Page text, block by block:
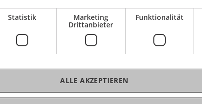
Statistik Marketing
Drittanbieter
Funktionalität
ALLE AKZEPTIEREN